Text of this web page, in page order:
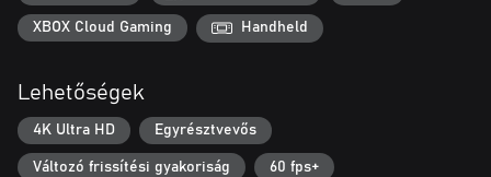
XBOX Cloud Gaming Handheld
Lehetőségek
4K Ultra HD Egyrésztvevős
Változó frissítési gyakoriság 60 fps+